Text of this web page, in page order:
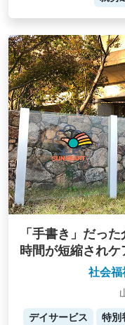
「手書き」だっ
時間が短縮され
社会福
デイサービス 特別